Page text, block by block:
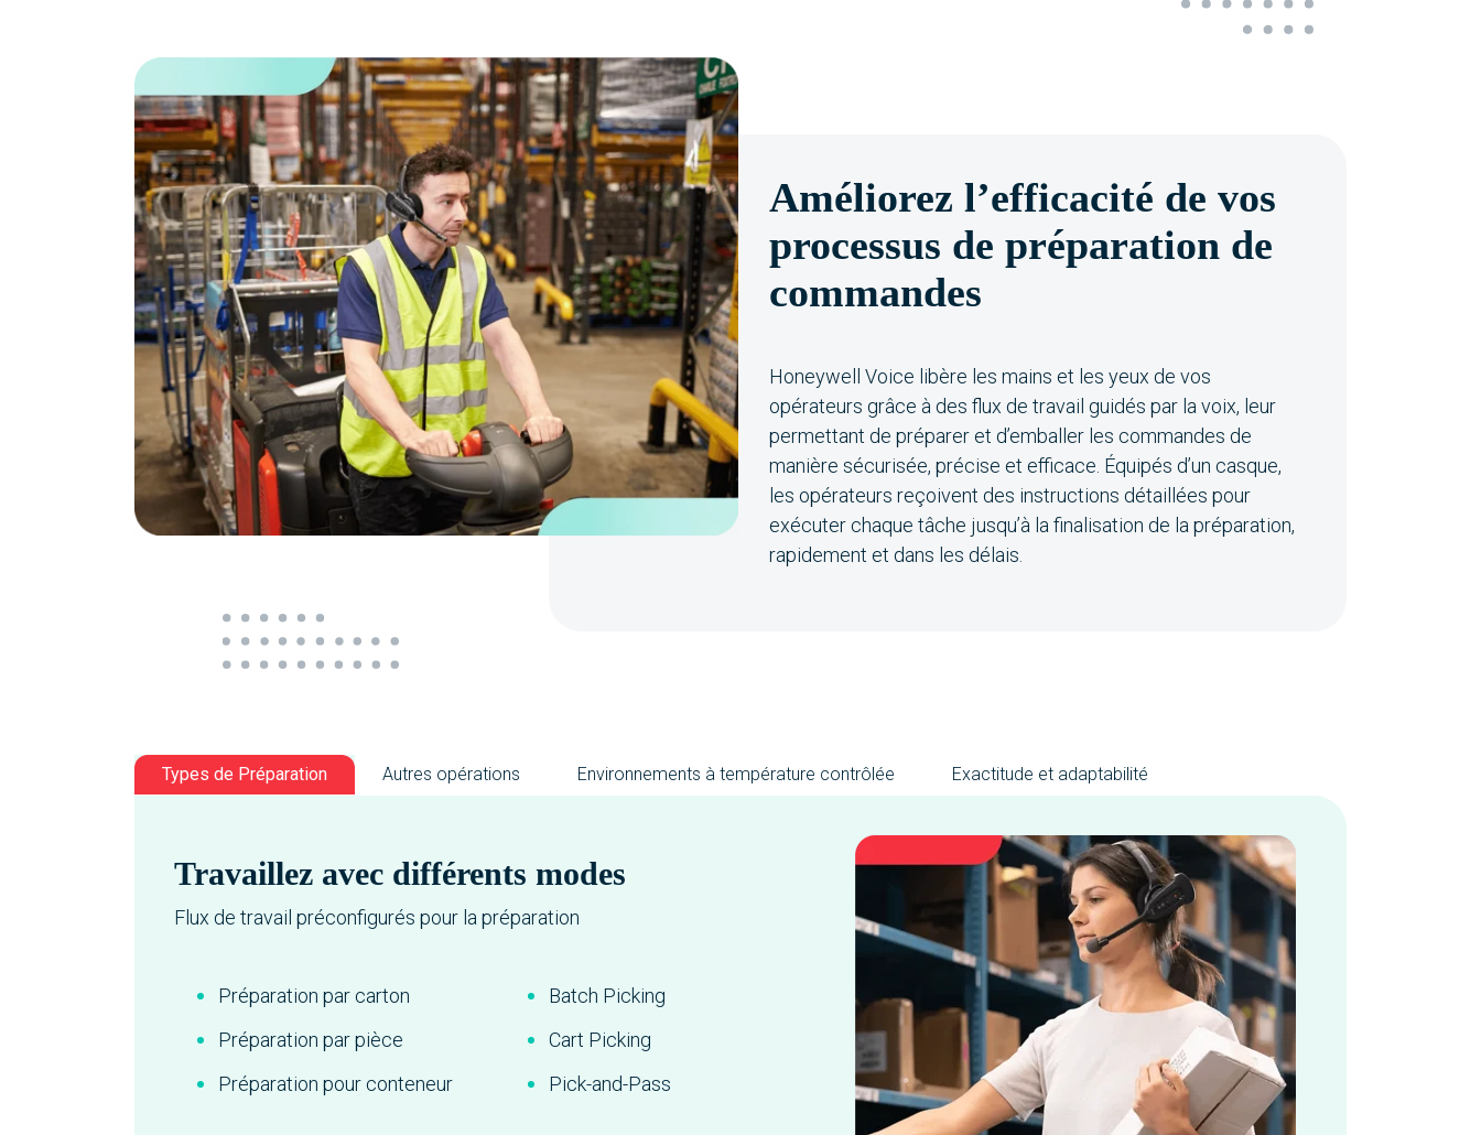
Améliorez l’efficacité de vos
processus de préparation de
commandes
Honeywell Voice libère les mains et les yeux de vos
opérateurs grâce à des flux de travail guidés par la voix, leur
permettant de préparer et d’emballer les commandes de
manière sécurisée, précise et efficace. Équipés d’un casque,
les opérateurs reçoivent des instructions détaillées pour
exécuter chaque tâche jusqu’à la finalisation de la préparation,
rapidement et dans les délais.
Types de Préparation Autres opérations Environnements à température contrôlée Exactitude et adaptabilité
Travaillez avec différents modes
Flux de travail préconfigurés pour la préparation
Préparation par carton
Préparation par pièce
Préparation pour conteneur
Batch Picking
Cart Picking
Pick-and-Pass